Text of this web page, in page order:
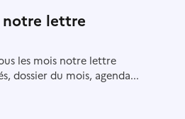
notre lettre
les mois notre lettre
dossier du mois, agenda...